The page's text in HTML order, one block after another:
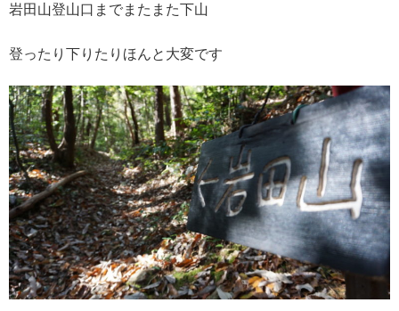
岩田山登山口までまたまた下山
登ったり下りたりほんと大変です